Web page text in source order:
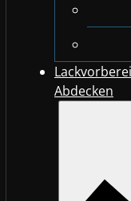
Abdecken